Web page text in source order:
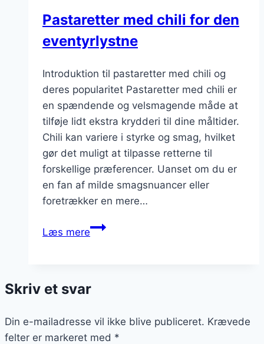
Pastaretter med chili for den
eventyrlystne
Introduktion til pastaretter med chili og
deres popularitet Pastaretter med chili er
en spændende og velsmagende måde at
tilføje lidt ekstra krydderi til dine måltider.
Chili kan variere i styrke og smag, hvilket
gør det muligt at tilpasse retterne til
forskellige præferencer. Uanset om du er
en fan af milde smagsnuancer eller
foretrækker en mere…
Læs merePastaretter
den
Skriv et svar
Din e-mailadresse vil ikke blive publiceret. Krævede
felter er markeret med *